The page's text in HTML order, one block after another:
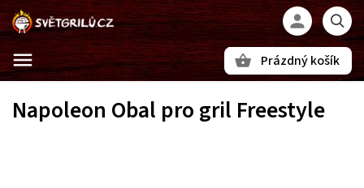
Prázdný košík
Napoleon Obal pro gril Freestyle